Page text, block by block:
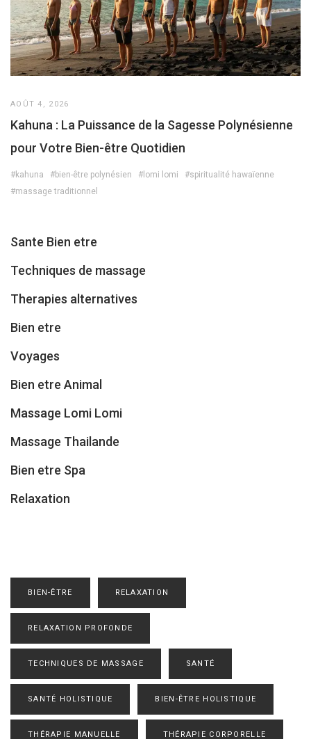
AOÛT 4, 2026
Kahuna : La Puissance de la Sagesse Polynésienne
pour Votre Bien-être Quotidien
#kahuna #bien-être polynésien #lomi lomi
#spiritualité hawaïenne
#massage traditionnel
Sante Bien etre
Techniques de massage
Therapies alternatives
Bien etre
Voyages
Bien etre Animal
Massage Lomi Lomi
Massage Thailande
Bien etre Spa
Relaxation
BIEN-ÊTRE RELAXATION
RELAXATION PROFONDE
TECHNIQUES DE MASSAGE SANTÉ
SANTÉ HOLISTIQUE BIEN-ÊTRE HOLISTIQUE
THÉRAPIE MANUELLE THÉRAPIE CORPORELLE